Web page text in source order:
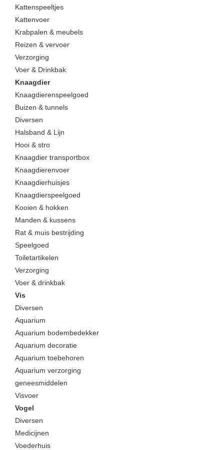
Kattenspeeltjes
Kattenvoer
Krabpalen & meubels
Reizen & vervoer
Verzorging
Voer & Drinkbak
Knaagdier
Knaagdierenspeelgoed
Buizen & tunnels
Diversen
Halsband & Lijn
Hooi & stro
Knaagdier transportbox
Knaagdierenvoer
Knaagdierhuisjes
Knaagdierspeelgoed
Kooien & hokken
Manden & kussens
Rat & muis bestrijding
Speelgoed
Toiletartikelen
Verzorging
Voer & drinkbak
Vis
Diversen
Aquarium
Aquarium bodembedekker
Aquarium decoratie
Aquarium toebehoren
Aquarium verzorging
geneesmiddelen
Visvoer
Vogel
Diversen
Medicijnen
Voederhuis